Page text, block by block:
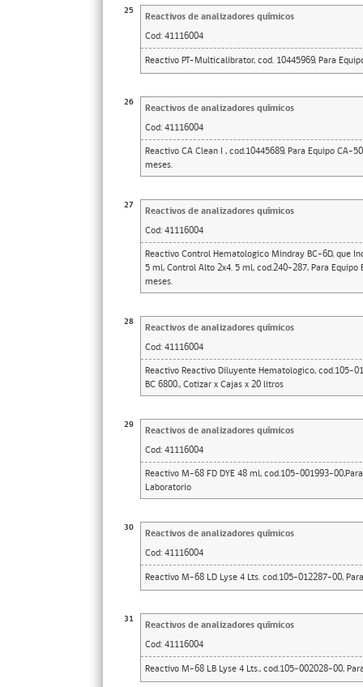
25
Reactivos de analizadores químicos
Cod: 41116004
Reactivo PT-Multicalibrator, cod. 10445969, Para
26
Reactivos de analizadores químicos
Cod: 41116004
Reactivo CA Clean I , cod.10445689, Para Equipo
meses.
27
Reactivos de analizadores químicos
Cod: 41116004
Reactivo Control Hematologico Mindray BC-6D, que
5 ml, Control Alto 2x4. 5 ml, cod.240-287, Para
meses.
28
Reactivos de analizadores químicos
Cod: 41116004
Reactivo Reactivo Diluyente Hematologico, cod.105-
BC 6800., Cotizar x Cajas x 20 litros
29
Reactivos de analizadores químicos
Cod: 41116004
Reactivo M-68 FD DYE 48 ml, cod.105-001993-
Laboratorio
30
Reactivos de analizadores químicos
Cod: 41116004
Reactivo M-68 LD Lyse 4 Lts. cod.105-012287-00,
31
Reactivos de analizadores químicos
Cod: 41116004
Reactivo M-68 LB Lyse 4 Lts., cod.105-002028-00,